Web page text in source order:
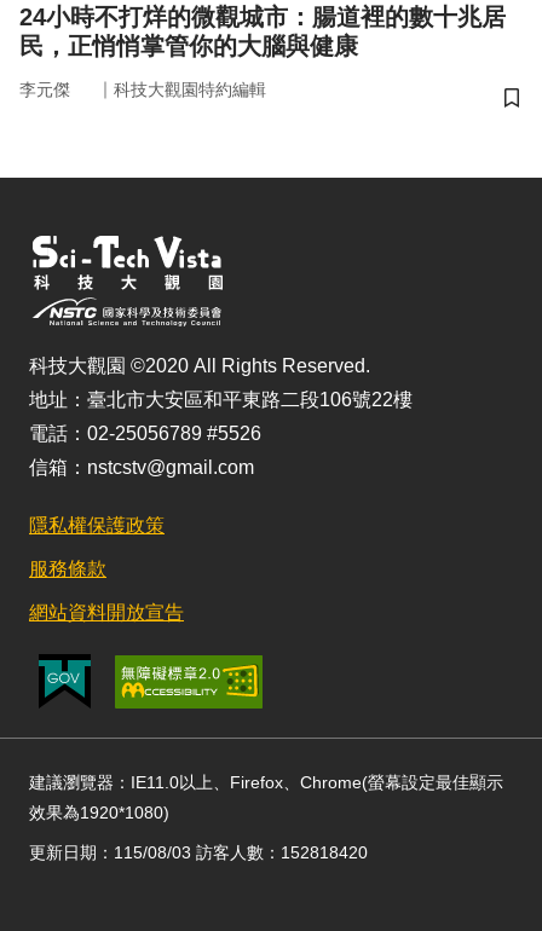
24小時不打烊的微觀城市：腸道裡的數十兆居
民，正悄悄掌管你的大腦與健康
李元傑 ｜ 科技大觀園特約編輯
儲
科技大觀園 ©2020 All Rights Reserved.
地址：臺北市大安區和平東路二段106號22樓
電話：02-25056789 #5526
信箱：nstcstv@gmail.com
隱私權保護政策
服務條款
網站資料開放宣告
建議瀏覽器：IE11.0以上、Firefox、Chrome(螢幕設定最佳顯示
效果為1920*1080)
更新日期：115/08/03 訪客人數：152818420